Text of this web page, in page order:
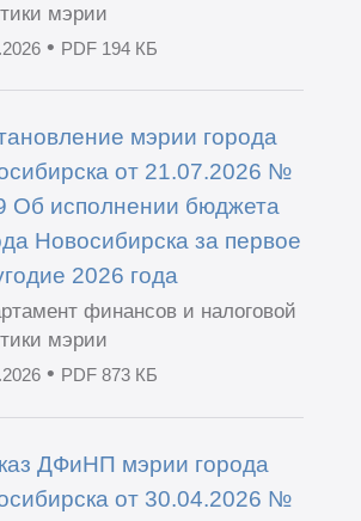
мэрии
• PDF 194 КБ
мэрии города
от 21.07.2026 №
Об исполнении бюджета
Новосибирска за первое
2026 года
финансов и налоговой
мэрии
• PDF 873 КБ
ДФиНП мэрии города
от 30.04.2026 №